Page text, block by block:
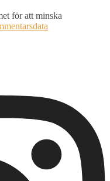
för att minska